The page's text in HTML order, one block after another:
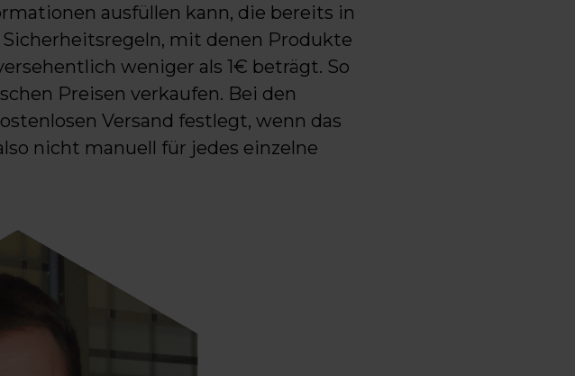
ausfüllen kann, die bereits in
mit denen Produkte
weniger als 1€ beträgt. So
Preisen verkaufen. Bei den
Versand festlegt, wenn das
nicht manuell für jedes einzelne